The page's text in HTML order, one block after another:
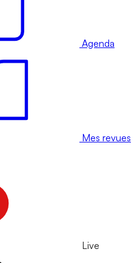
Agenda
Mes revues
Live